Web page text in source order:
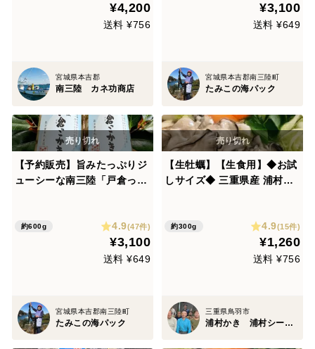
¥4,200
送料 ¥756
宮城県本吉郡
南三陸 カネ功商店
¥3,100
送料 ¥649
宮城県本吉郡南三陸町
たみこの海パック
【予約販売】旨みたっぷりジ
ューシーな南三陸「戸倉っこ
約600g 4.9(47件)
¥3,100
送料 ¥649
宮城県本吉郡南三陸町
たみこの海パック
【生牡蠣】【生食用】◆お試
しサイズ◆ 三重県産 浦村か
な牡蠣です！ お歳暮 母の日
父の日 【父の日ギフト】【生
で食べれる美味い牡蠣】
約300g 4.9(15件)
¥1,260
送料 ¥756
三重県鳥羽市
浦村かき 浦村シーファーム